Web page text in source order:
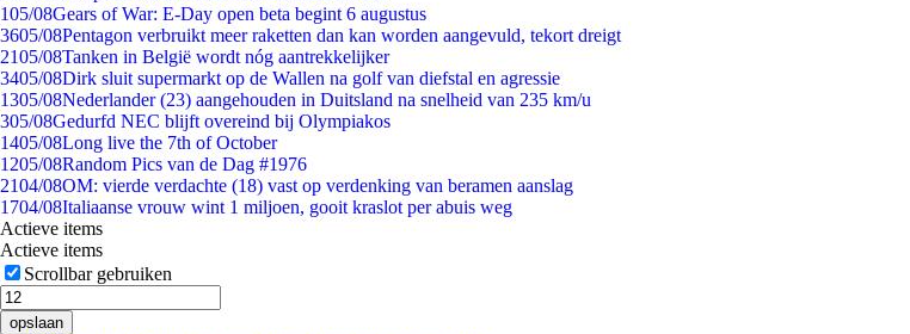
105/08Gears of War: E-Day open beta begint 6 augustus
3605/08Pentagon verbruikt meer raketten dan kan worden aangevuld, tekort dreigt
2105/08Tanken in België wordt nóg aantrekkelijker
3405/08Dirk sluit supermarkt op de Wallen na golf van diefstal en agressie
1305/08Nederlander (23) aangehouden in Duitsland na snelheid van 235 km/u
305/08Gedurfd NEC blijft overeind bij Olympiakos
1405/08Long live the 7th of October
1205/08Random Pics van de Dag #1976
2104/08OM: vierde verdachte (18) vast op verdenking van beramen aanslag
1704/08Italiaanse vrouw wint 1 miljoen, gooit kraslot per abuis weg
Actieve items
Actieve items
Scrollbar gebruiken
opslaan